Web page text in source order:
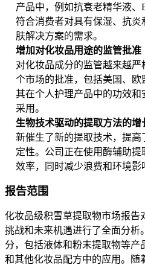
产品中，例如抗衰老精华液
符合消费者对具有保湿、抗
肤解决方案的需求。
增加对化妆品用途的监管批准
对化妆品成分的监管越来越
个市场的批准，包括美国、
其在个人护理产品中的功效
采用。
生物技术驱动的提取方法的增
新催生了新的提取技术，提
定性。公司正在使用酶辅助
效率，同时减少浪费和环境影
报告范围
化妆品级积雪草提取物市场报告
挑战和未来机遇进行了全面分析
分，包括液体和粉末提取物等产
和其他化妆品配方中的应用。随